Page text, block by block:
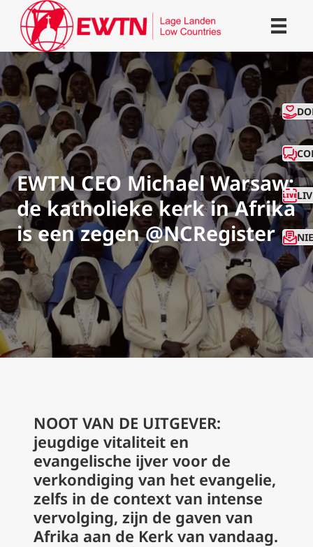
EWTN CEO Michael Warsaw:
de katholieke kerk in Afrika
is een zegen @NCRegister
NOOT VAN DE UITGEVER:
jeugdige vitaliteit en
evangelische ijver voor de
verkondiging van het evangelie,
zelfs in de context van intense
vervolging, zijn de gaven van
Afrika aan de Kerk van vandaag.